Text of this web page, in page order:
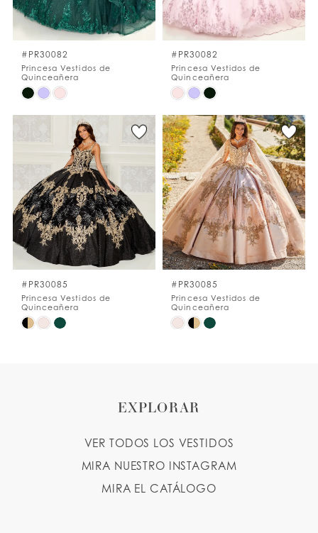
#PR30082
Princesa Vestidos de
Quinceañera
Skip
#6b156a5c60
end
#PR30082
Princesa Vestidos de
Quinceañera
Skip
List
#f985578952
to
end
#PR30085
Princesa Vestidos de
Quinceañera
Skip
#PR30085
Princesa Vestidos de
Quinceañera
Skip
end
EXPLORAR
VER TODOS LOS VESTIDOS
MIRA NUESTRO INSTAGRAM
MIRA EL CATÁLOGO